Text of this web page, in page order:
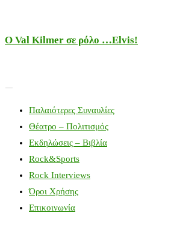
Ο Val Kilmer σε ρόλο …Elvis!
Παλαιότερες Συναυλίες
Θέατρο – Πολιτισμός
Εκδηλώσεις – Βιβλία
Rock&Sports
Rock Interviews
Όροι Χρήσης
Επικοινωνία